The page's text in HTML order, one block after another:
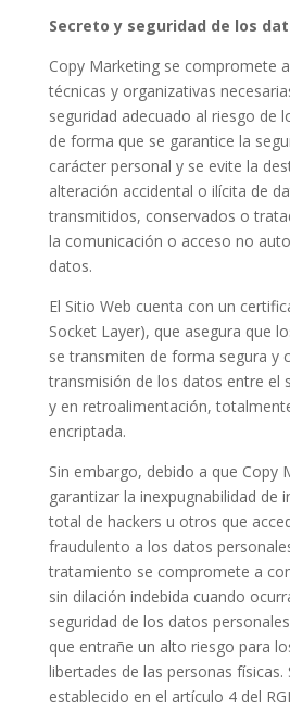
Secreto y seguridad de los
Copy Marketing se compromete
técnicas y organizativas
seguridad adecuado al riesgo de
de forma que se garantice la
carácter personal y se evite la
alteración accidental o ilícita de
transmitidos, conservados o
la comunicación o acceso no
datos.
El Sitio Web cuenta con un
Socket Layer), que asegura que
se transmiten de forma segura y
transmisión de los datos entre el
y en retroalimentación,
encriptada.
Sin embargo, debido a que Copy
garantizar la inexpugnabilidad de
total de hackers u otros que
fraudulento a los datos
tratamiento se compromete a
sin dilación indebida cuando
seguridad de los datos
que entrañe un alto riesgo para
libertades de las personas físicas.
establecido en el artículo 4 del